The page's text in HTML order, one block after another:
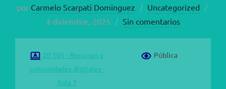
por Carmelo Scarpati Dominguez Uncategorized
4 diciembre, 2025 Sin comentarios
20.105 - Recursos y
comunidades digitales -
Aula 1
Pública